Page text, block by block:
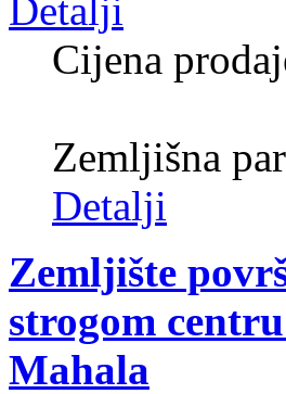
Cijena
Zemljišna
Detalji
Zemljište
strogom
Mahala